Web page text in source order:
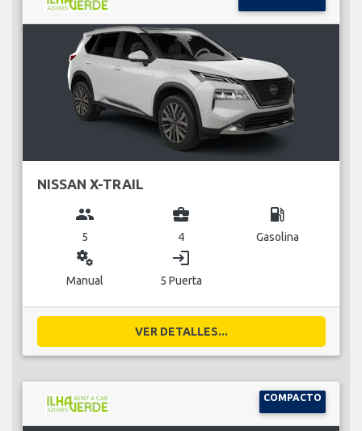
NISSAN X-TRAIL
group
5
business_center
4
local_gas_station
Gasolina
miscellaneous_services
Manual
login
5 Puerta
VER DETALLES...
COMPACTO